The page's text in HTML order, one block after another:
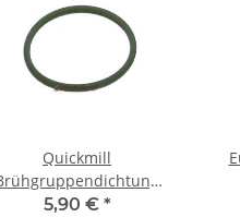
Quickmill
für Thermoblock-
5,90 € *